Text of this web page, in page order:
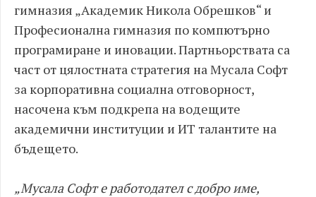
гимназия „Академик Никола Обрешков“ и
Професионална гимназия по компютърно
програмиране и иновации. Партньорствата са
част от цялостната стратегия на Мусала Софт
за корпоративна социална отговорност,
насочена към подкрепа на водещите
академични институции и ИТ талантите на
бъдещето.
„Мусала Софт е работодател с добро име,